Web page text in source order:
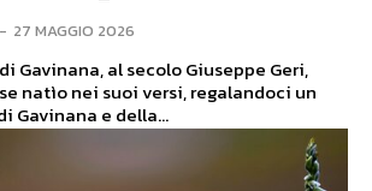
- 27 MAGGIO 2026
Gavinana, al secolo Giuseppe Geri,
natìo nei suoi versi, regalandoci un
Gavinana e della...